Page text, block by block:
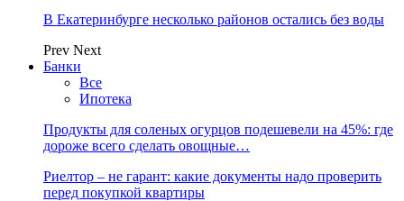
В Екатеринбурге несколько районов остались без воды
Prev Next
Банки
Все
Ипотека
Продукты для соленых огурцов подешевели на 45%: где
дороже всего сделать овощные…
Риелтор – не гарант: какие документы надо проверить
перед покупкой квартиры